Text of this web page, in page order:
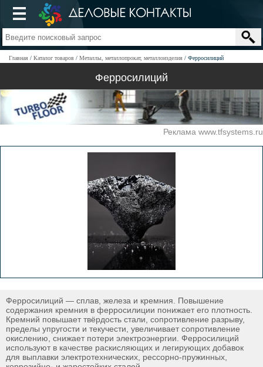
Главная Каталог товаров Металлы, металлопрокат, металлоизделия Ферросилиций
Ферросилиций
Реклама www.tfsystems.ru
Ферросилиций — сплав, железа и кремния. Повышение
содержания кремния в ферросилиции понижает его плотность.
Кремний повышает твёрдость стали, сопротивление разрыву,
пределы упругости и текучести, увеличивает сопротивление
окислению, снижает потери электроэнергии. Ферросилиций
используют в качестве раскисляющих и легирующих добавок
для выплавки электротехнических, рессорно-пружинных,